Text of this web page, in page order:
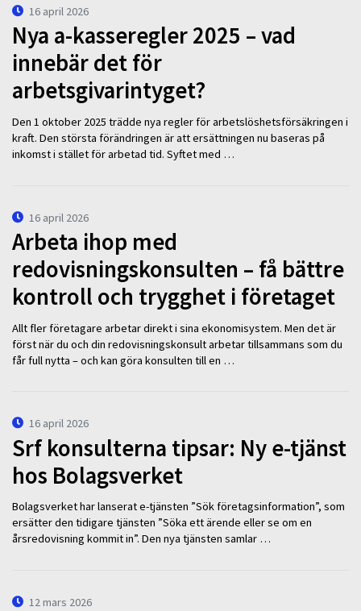
16 april 2026
Nya a-kasseregler 2025 – vad
innebär det för
arbetsgivarintyget?
Den 1 oktober 2025 trädde nya regler för arbetslöshetsförsäkringen i
kraft. Den största förändringen är att ersättningen nu baseras på
inkomst i stället för arbetad tid. Syftet med …
16 april 2026
Arbeta ihop med
redovisningskonsulten – få bättre
kontroll och trygghet i företaget
Allt fler företagare arbetar direkt i sina ekonomisystem. Men det är
först när du och din redovisningskonsult arbetar tillsammans som du
får full nytta – och kan göra konsulten till en …
16 april 2026
Srf konsulterna tipsar: Ny e-tjänst
hos Bolagsverket
Bolagsverket har lanserat e-tjänsten ”Sök företagsinformation”, som
ersätter den tidigare tjänsten ”Söka ett ärende eller se om en
årsredovisning kommit in”. Den nya tjänsten samlar …
12 mars 2026